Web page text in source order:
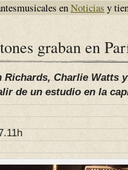
enNoticias y
graban en
Richards, Charlie Watts
de un estudio en la